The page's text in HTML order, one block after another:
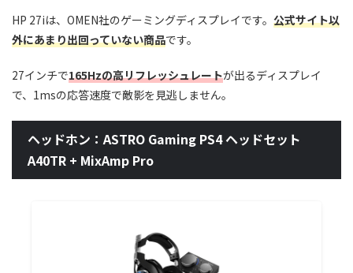
HP 27iは、OMEN社のゲーミングディスプレイです。 公式サイト以
外にあまり出回っていない商品です。
27インチで165Hzの高リフレッシュレートが出るディスプレイ
で、1msの応答速度で敵影を見逃しません。
ヘッドホン：ASTRO Gaming PS4 ヘッドセット
A40TR + MixAmp Pro